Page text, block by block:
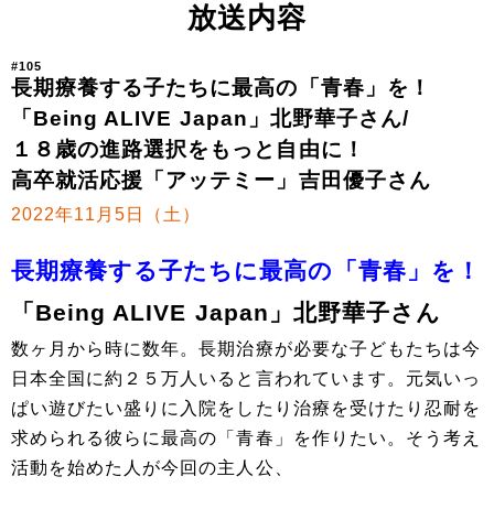
放送内容
#105
長期療養する子たちに最高の「青春」を！
「Being ALIVE Japan」北野華子さん/
１８歳の進路選択をもっと自由に！
高卒就活応援「アッテミー」吉田優子さん
2022年11月5日（土）
長期療養する子たちに最高の「青春」を！
「Being ALIVE Japan」北野華子さん
数ヶ月から時に数年。長期治療が必要な子どもたちは今
日本全国に約２５万人いると言われています。元気いっ
ぱい遊びたい盛りに入院をしたり治療を受けたり忍耐を
求められる彼らに最高の「青春」を作りたい。そう考え
活動を始めた人が今回の主人公、